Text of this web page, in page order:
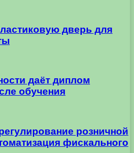
дверь для
даёт диплом
обучения
розничной
фискального